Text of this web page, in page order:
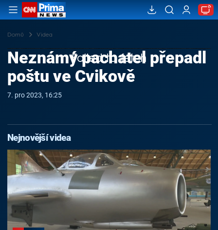
Domů Videa
Failed to fetch
Neznámý pachatel přepadl
poštu ve Cvikově
7. pro 2023, 16:25
Nejnovější videa